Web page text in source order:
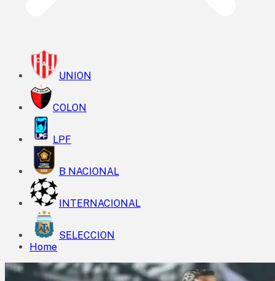
UNION
COLON
LPF
B NACIONAL
INTERNACIONAL
SELECCION
Home